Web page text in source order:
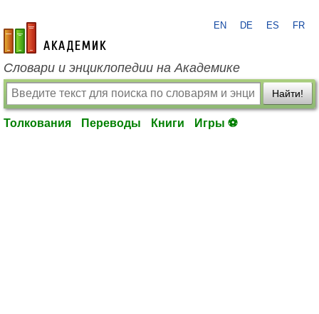
academic.ru
EN DE ES FR
Словари и энциклопедии на Академике
Найти!
Толкования Переводы Книги Игры ⚽